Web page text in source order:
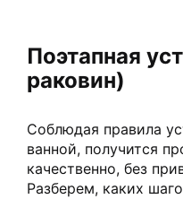
Поэтапная
раковин)
Соблюдая правила
ванной, получится
качественно, без
Разберем, каких